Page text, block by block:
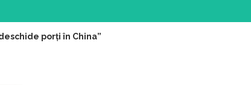
porți în China”